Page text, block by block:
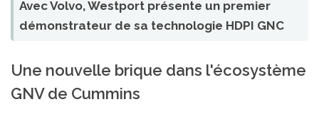
Avec Volvo, Westport présente un premier
démonstrateur de sa technologie HDPI GNC
Une nouvelle brique dans l'écosystème
GNV de Cummins